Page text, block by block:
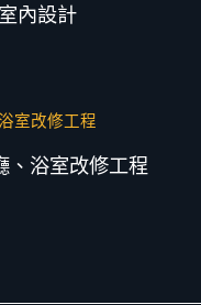
內設計
、浴室改修工程